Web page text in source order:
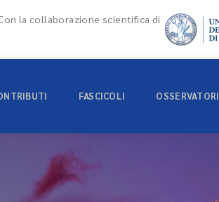
la collaborazione scientifica di
FASCICOLI OSSERVATORI